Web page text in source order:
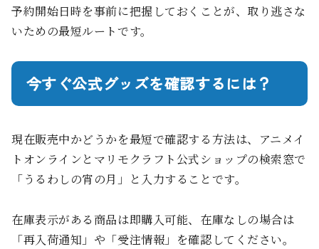
予約開始日時を事前に把握しておくことが、取り逃さな
いための最短ルートです。
今すぐ公式グッズを確認するには？
現在販売中かどうかを最短で確認する方法は、アニメイ
トオンラインとマリモクラフト公式ショップの検索窓で
「うるわしの宵の月」と入力することです。
在庫表示がある商品は即購入可能、在庫なしの場合は
「再入荷通知」や「受注情報」を確認してください。